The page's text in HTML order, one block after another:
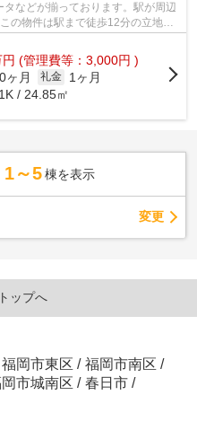
などが揃っております。駅が周辺
の物件は駅まで徒歩12分の立地で
円 (管理費等：3,000円 )
0ヶ月 礼金
1ヶ月
/ 24.85㎡
1～5 棟を表示
変更
ップへ
福岡市東区 / 福岡市南区 /
市城南区 / 春日市 /